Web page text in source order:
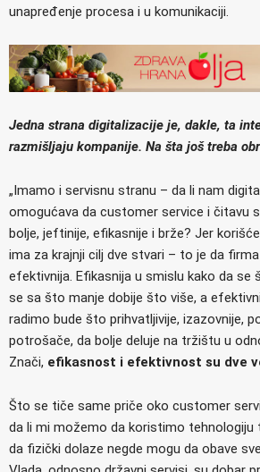
unapređenje procesa i u komunikaciji.
Jedna strana digitalizacije je, dakle, ta
razmišljaju kompanije. Na šta još treba
„Imamo i servisnu stranu – da li nam
omogućava da customer service i čitavu
bolje, jeftinije, efikasnije i brže? Jer
ima za krajnji cilj dve stvari – to je da
efektivnija. Efikasnija u smislu kako da se
se sa što manje dobije što više, a
radimo bude što prihvatljivije, izazovnije,
potrošače, da bolje deluje na tržištu u
Znači, efikasnost i efektivnost su dve
Što se tiče same priče oko customer
da li mi možemo da koristimo tehnologiju
da fizički dolaze negde mogu da obave